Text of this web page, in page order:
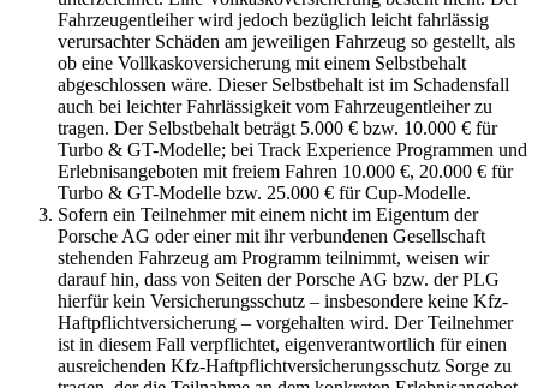
Fahrzeugentleiher wird jedoch bezüglich leicht fahrlässig
verursachter Schäden am jeweiligen Fahrzeug so gestellt, als
ob eine Vollkaskoversicherung mit einem Selbstbehalt
abgeschlossen wäre. Dieser Selbstbehalt ist im Schadensfall
auch bei leichter Fahrlässigkeit vom Fahrzeugentleiher zu
tragen. Der Selbstbehalt beträgt 5.000 € bzw. 10.000 € für
Turbo & GT-Modelle; bei Track Experience Programmen und
Erlebnisangeboten mit freiem Fahren 10.000 €, 20.000 € für
Turbo & GT-Modelle bzw. 25.000 € für Cup-Modelle.
Sofern ein Teilnehmer mit einem nicht im Eigentum der
Porsche AG oder einer mit ihr verbundenen Gesellschaft
stehenden Fahrzeug am Programm teilnimmt, weisen wir
darauf hin, dass von Seiten der Porsche AG bzw. der PLG
hierfür kein Versicherungsschutz – insbesondere keine Kfz-
Haftpflichtversicherung – vorgehalten wird. Der Teilnehmer
ist in diesem Fall verpflichtet, eigenverantwortlich für einen
ausreichenden Kfz-Haftpflichtversicherungsschutz Sorge zu